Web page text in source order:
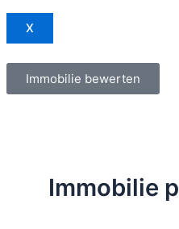
X
Immobilie bewerten
Immobilie